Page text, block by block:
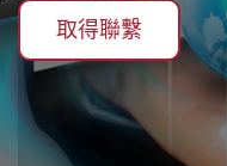
取得聯繫